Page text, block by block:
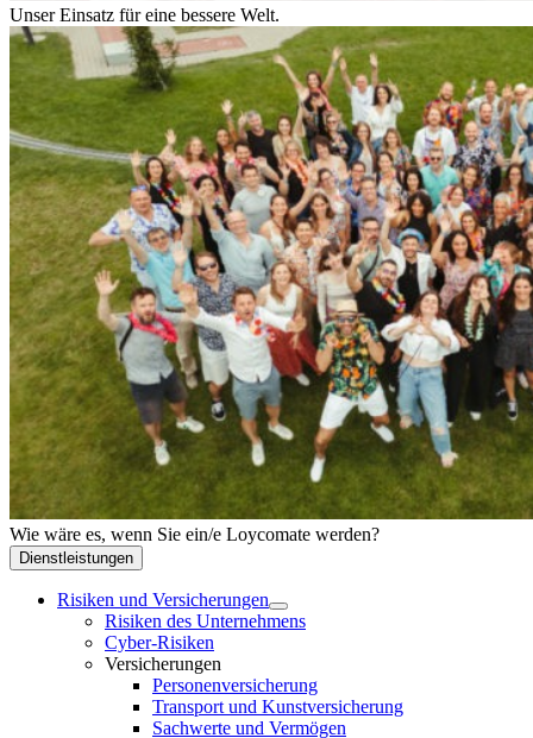
Unser Einsatz für eine bessere Welt.
Wie wäre es, wenn Sie ein/e Loycomate werden?
Dienstleistungen
Risiken und Versicherungen
Risiken des Unternehmens
Cyber-Risiken
Versicherungen
Personenversicherung
Transport und Kunstversicherung
Sachwerte und Vermögen